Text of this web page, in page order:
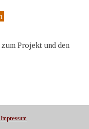
Projekt und den
Impressum